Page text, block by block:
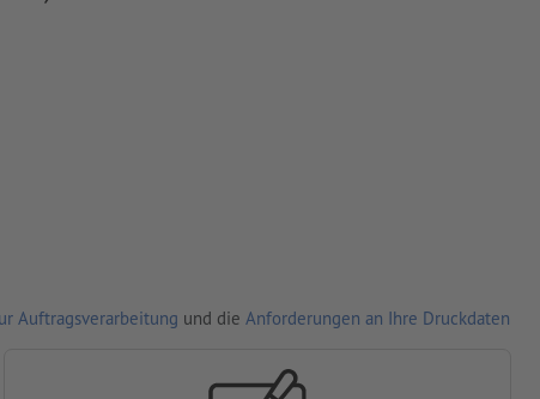
Auftragsverarbeitung und die Anforderungen an Ihre Druckdaten